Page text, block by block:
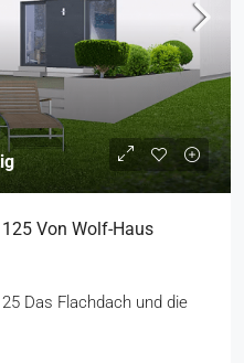
Von Wolf-Haus
Das Flachdach und die